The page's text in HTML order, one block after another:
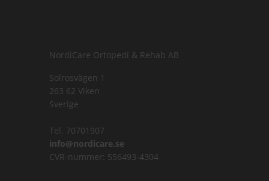
NordiCare Ortopedi & Rehab AB
Solrosvägen 1
263 62 Viken
Sverige
Tel. 70701907
info@nordicare.se
CVR-nummer: 556493-4304